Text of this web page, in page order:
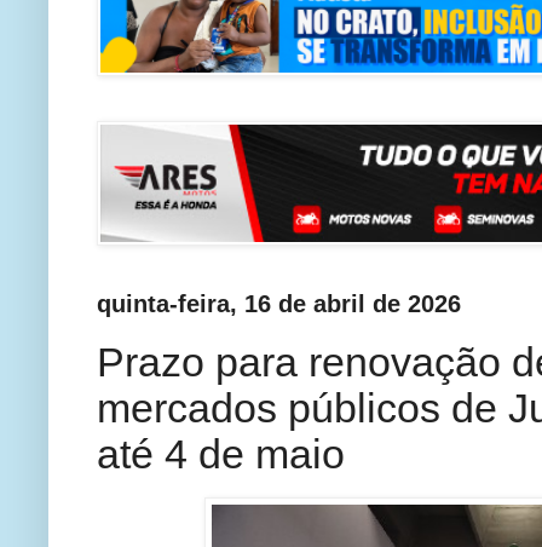
quinta-feira, 16 de abril de 2026
Prazo para renovação
mercados públicos de
até 4 de maio